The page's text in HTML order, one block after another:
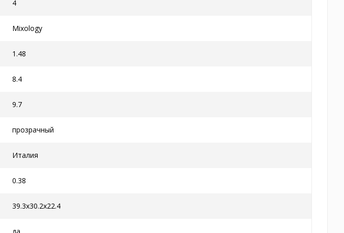
4
Mixology
1.48
8.4
9.7
прозрачный
Италия
0.38
39.3x30.2x22.4